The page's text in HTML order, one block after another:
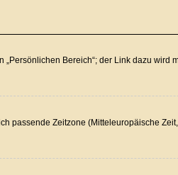
Bereich“; der Link dazu wird
passende Zeitzone (Mitteleuropäische